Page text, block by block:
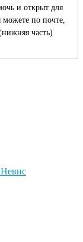
и открыт для
по почте,
часть)